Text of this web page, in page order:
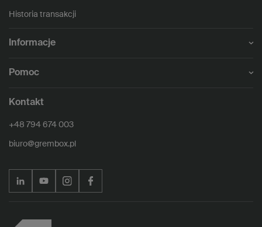
Historia transakcji
Informacje
Pomoc
Kontakt
+48 794 674 003
biuro@grembox.pl